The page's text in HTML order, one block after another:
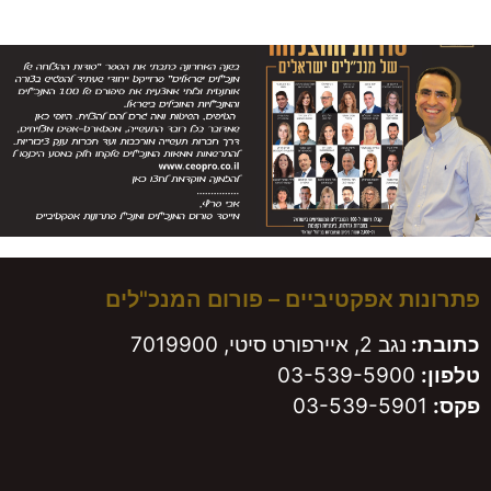
אפקטיביים – פורום המנכ"לים
נגב 2, איירפורט סיטי, 7019900
03-539-